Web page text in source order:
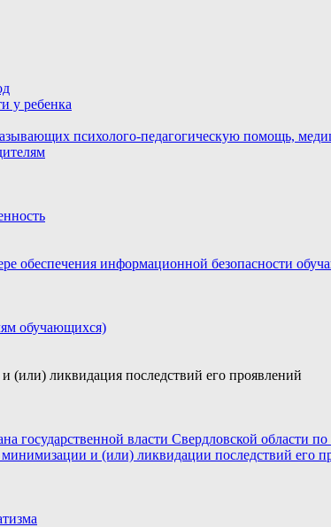
у ребенка
психолого-педагогическую помощь,
обеспечения информационной безопасности
обучающихся)
(или) ликвидация последствий его проявлений
государственной власти Свердловской области
и (или) ликвидации последствий его